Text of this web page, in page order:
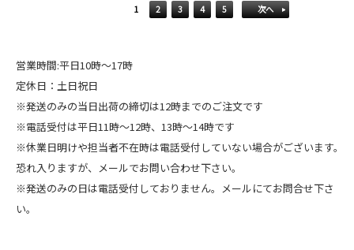
1 2 3 4 5 次へ
営業時間:平日10時～17時
定休日：土日祝日
※発送のみの当日出荷の締切は12時までのご注文です
※電話受付は平日11時～12時、13時～14時です
※休業日明けや担当者不在時は電話受付していない場合がございます。
恐れ入りますが、メールでお問い合わせ下さい。
※発送のみの日は電話受付しておりません。メールにてお問合せ下さ
い。